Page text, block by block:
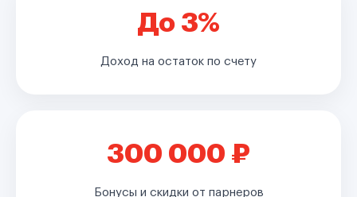
До 3%
Доход на остаток по счету
300 000 ₽
Бонусы и скидки от парнеров